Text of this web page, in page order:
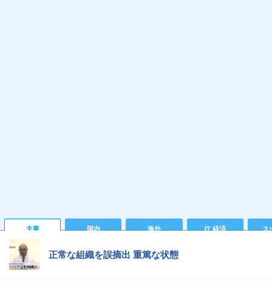
主要 国内 海外 IT 経済 ス
正常な組織を誤摘出 重篤な状態